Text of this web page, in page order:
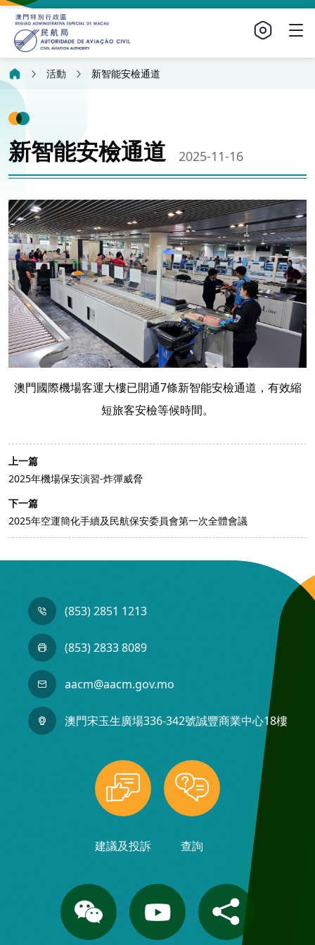
活動 新智能安檢通道
新智能安檢通道 2025-11-16
澳門國際機場客運大樓已開通7條新智能安檢通道，有效縮
短旅客安檢等候時間。
上一篇
2025年機場保安演習-炸彈威脅
下一篇
2025年空運簡化手續及民航保安委員會第一次全體會議
(853) 2851 1213
(853) 2833 8089
aacm@aacm.gov.mo
澳門宋玉生廣場336-342號誠豐商業中心18樓
建議及投訴 查詢